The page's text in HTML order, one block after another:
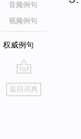
音频例句
视频例句
权威例句
go
top
返回词典